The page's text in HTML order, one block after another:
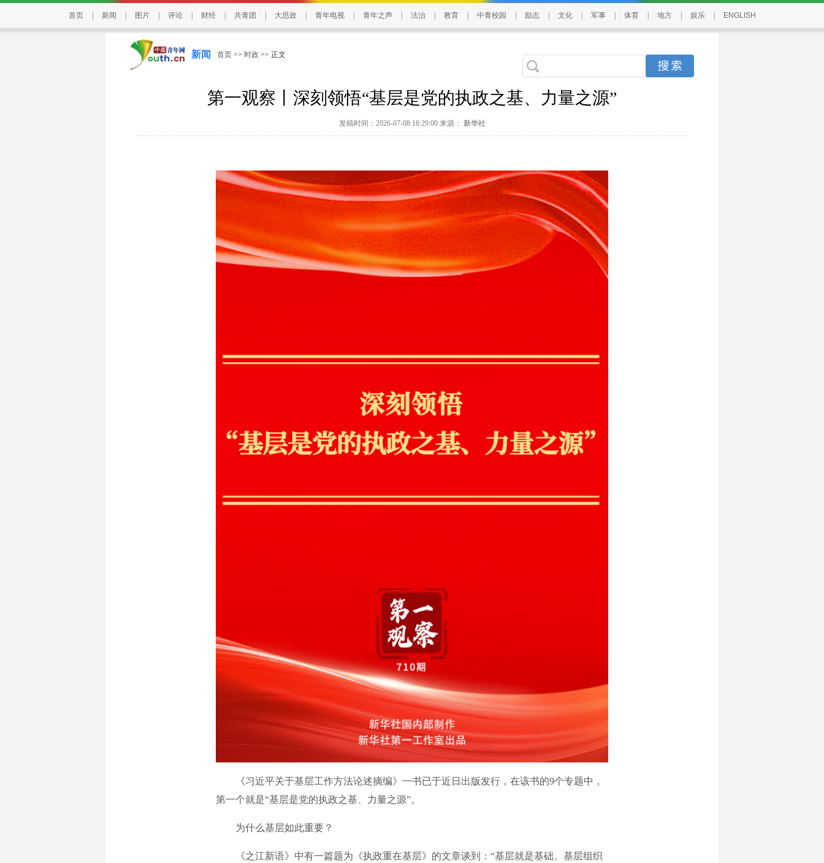
首页 新闻 图片 评论 财经 共青团 大思政 青年电视 青年之声 法治 教育 中青校园 励志 文化 军事 体育 地方 娱乐 ENGLISH
新闻 首页 >> 时政 >> 正文
第一观察丨深刻领悟“基层是党的执政之基、力量之源”
发稿时间：2026-07-08 18:29:00 来源： 新华社
《习近平关于基层工作方法论述摘编》一书已于近日出版发行，在该书的9个专题中，
第一个就是“基层是党的执政之基、力量之源”。
为什么基层如此重要？
《之江新语》中有一篇题为《执政重在基层》的文章谈到：“基层就是基础。基层组织